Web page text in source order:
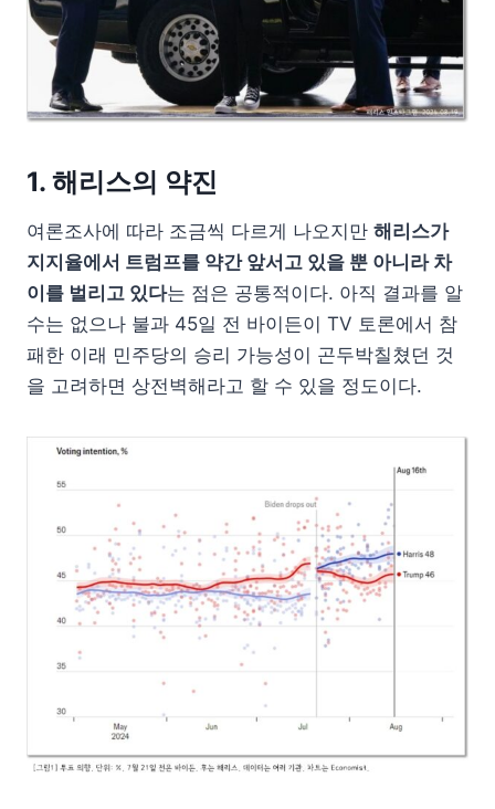
1. 해리스의 약진
여론조사에 따라 조금씩 다르게 나오지만 해리스가
지지율에서 트럼프를 약간 앞서고 있을 뿐 아니라 차
이를 벌리고 있다는 점은 공통적이다. 아직 결과를 알
수는 없으나 불과 45일 전 바이든이 TV 토론에서 참
패한 이래 민주당의 승리 가능성이 곤두박칠쳤던 것
을 고려하면 상전벽해라고 할 수 있을 정도이다.